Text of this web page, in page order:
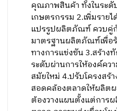
คุณภาพสินค้า ทั้งในระดั
เกษตรกรรม 2.เพิ่มราย
แปรรูปผลิตภัณฑ์ ควบคู่
มาตรฐานผลิตภัณฑ์เพื่อ
ทางการแข่งขัน 3.สร้าง
ระดับผ่านการให้องค์คว
สมัยใหม่ 4.ปรับโครงสร้
สอดคล้องตลาดให้ผลิต
ต้องวางแผนตั้งแต่การ